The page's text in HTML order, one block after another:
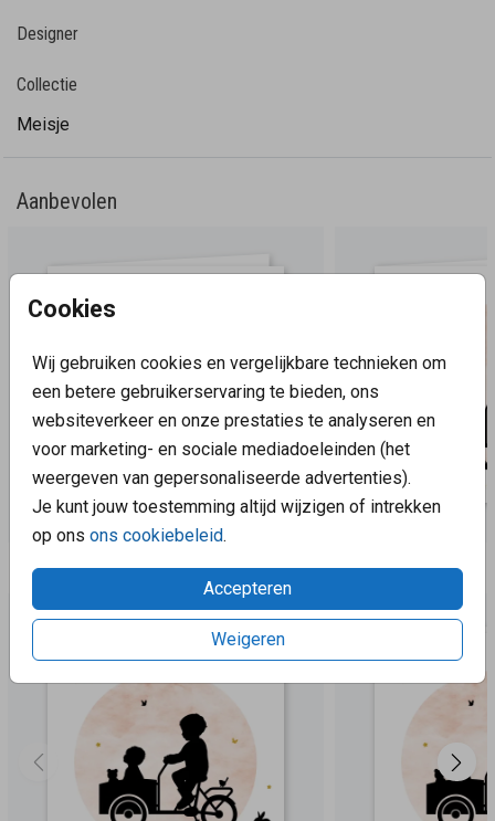
Cookies
Wij gebruiken cookies en vergelijkbare technieken om
een betere gebruikerservaring te bieden, ons
websiteverkeer en onze prestaties te analyseren en
voor marketing- en sociale mediadoeleinden (het
weergeven van gepersonaliseerde advertenties).
Je kunt jouw toestemming altijd wijzigen of intrekken
op ons ons cookiebeleid.
Accepteren
Weigeren
Designer
Collectie
Meisje
Aanbevolen
Aanbevolen